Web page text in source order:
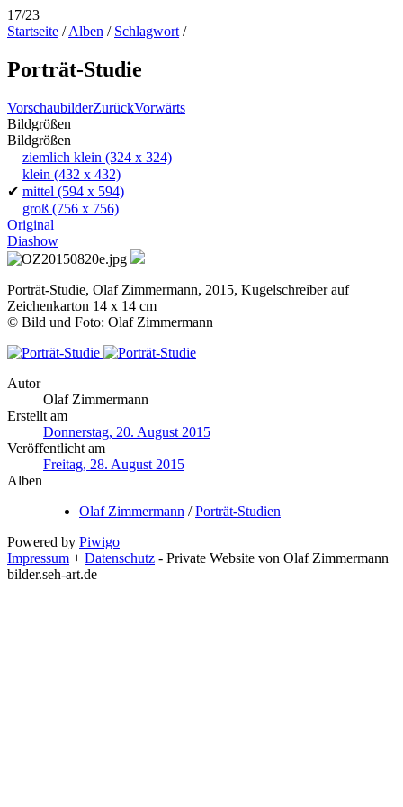
17/23
Startseite /Alben / Schlagwort /
Porträt-Studie
VorschaubilderZurückVorwärts
Bildgrößen
Bildgrößen
ziemlich klein (324 x 324)
klein (432 x 432)
✔ mittel (594 x 594)
groß (756 x 756)
Original
Diashow
Porträt-Studie, Olaf Zimmermann, 2015, Kugelschreiber auf
Zeichenkarton 14 x 14 cm
© Bild und Foto: Olaf Zimmermann
Autor
Olaf Zimmermann
Erstellt am
Donnerstag, 20. August 2015
Veröffentlicht am
Freitag, 28. August 2015
Alben
Olaf Zimmermann /Porträt-Studien
Powered by Piwigo
Impressum + Datenschutz - Private Website von Olaf Zimmermann
bilder.seh-art.de